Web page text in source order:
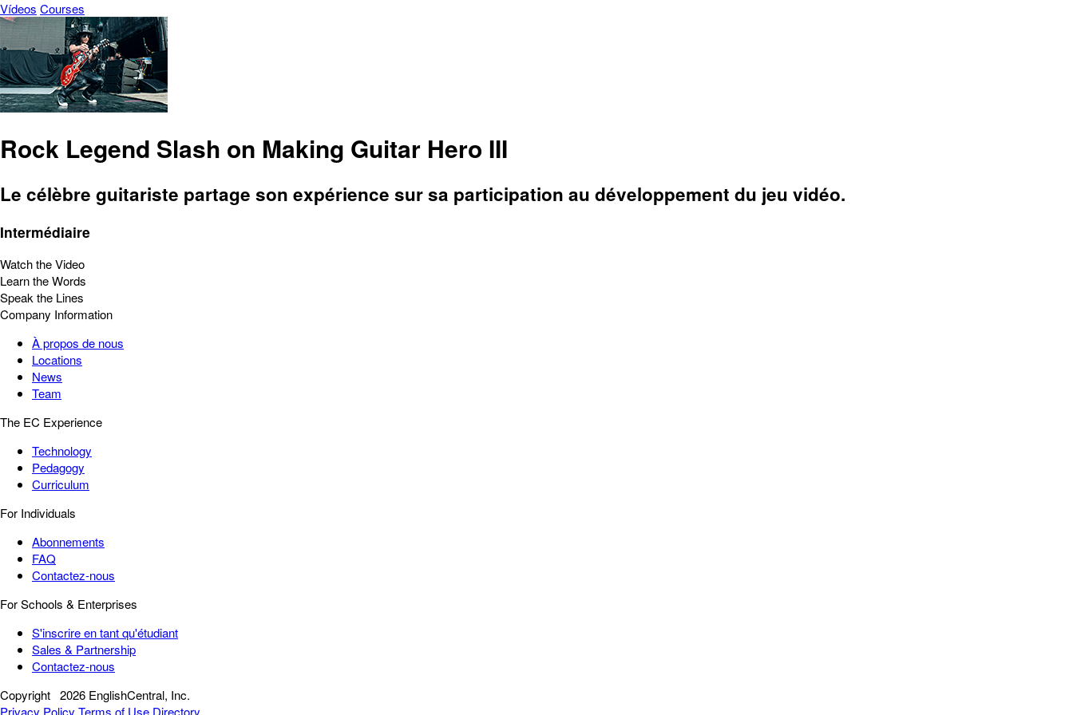
Vídeos Courses
Rock Legend Slash on Making Guitar Hero III
Le célèbre guitariste partage son expérience sur sa participation au développement du jeu vidéo.
Intermédiaire
Watch the Video
Learn the Words
Speak the Lines
Company Information
À propos de nous
Locations
News
Team
The EC Experience
Technology
Pedagogy
Curriculum
For Individuals
Abonnements
FAQ
Contactez-nous
For Schools & Enterprises
S'inscrire en tant qu'étudiant
Sales & Partnership
Contactez-nous
Copyright 2026 EnglishCentral, Inc.